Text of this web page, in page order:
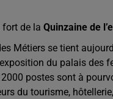
fort de la Quinzaine de
Métiers se tient
du palais des
postes sont à
du tourisme,